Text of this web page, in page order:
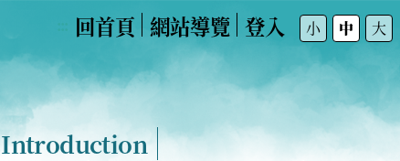
回首頁 網站導覽 登入 小 中 大
Introduction